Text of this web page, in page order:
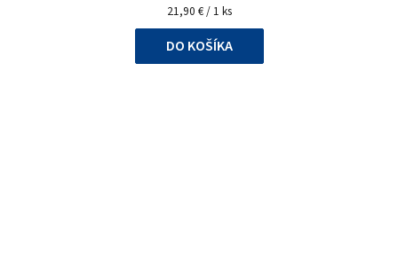
Jednotková
cena:
21,90 € / 1 ks
DO KOŠÍKA